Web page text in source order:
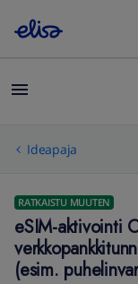
Ideapaja
RATKAISTU MUUTEN
eSIM-aktivointi
(esim.